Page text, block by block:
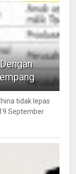
tidak lepas
September